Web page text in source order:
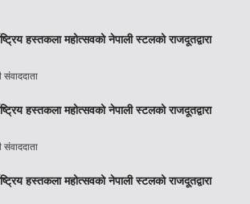
हस्तकला महोत्सवको नेपाली स्टलको राजदूतद्वारा
संवाददाता
हस्तकला महोत्सवको नेपाली स्टलको राजदूतद्वारा
संवाददाता
हस्तकला महोत्सवको नेपाली स्टलको राजदूतद्वारा